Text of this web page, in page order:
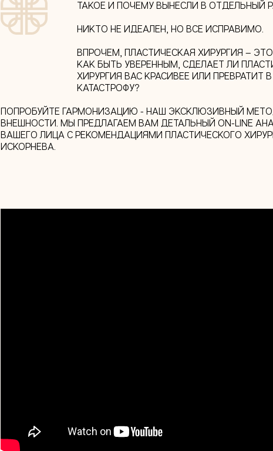
ТАКОЕ И ПОЧЕМУ ВЫНЕСЛИ В ОТДЕЛЬНЫЙ
НИКТО НЕ ИДЕАЛЕН, НО ВСЕ ИСПРАВИМО.
ВПРОЧЕМ, ПЛАСТИЧЕСКАЯ ХИРУРГИЯ –
КАК БЫТЬ УВЕРЕННЫМ, СДЕЛАЕТ ЛИ
ХИРУРГИЯ ВАС КРАСИВЕЕ ИЛИ ПРЕВРАТИТ
КАТАСТРОФУ?
ПОПРОБУЙТЕ ГАРМОНИЗАЦИЮ - НАШ ЭКСКЛЮЗИВНЫЙ
ВНЕШНОСТИ. МЫ ПРЕДЛАГАЕМ ВАМ ДЕТАЛЬНЫЙ ON-LINE
ВАШЕГО ЛИЦА С РЕКОМЕНДАЦИЯМИ ПЛАСТИЧЕСКОГО
ИСКОРНЕВА.